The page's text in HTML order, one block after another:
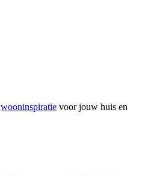
wooninspiratie voor jouw huis en